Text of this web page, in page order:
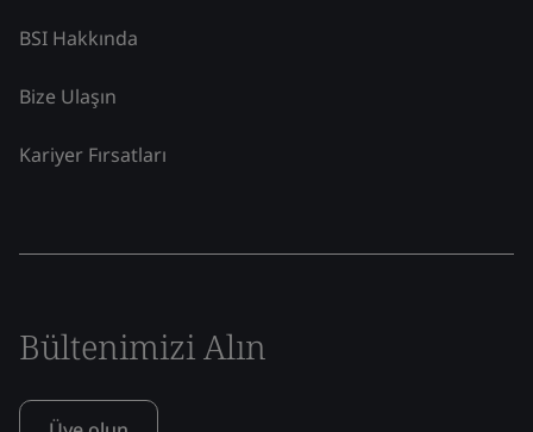
BSI Hakkında
Bize Ulaşın
Kariyer Fırsatları
Bültenimizi Alın